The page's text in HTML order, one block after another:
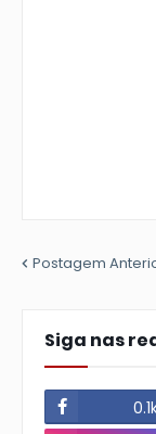
Postagem
Siga nas